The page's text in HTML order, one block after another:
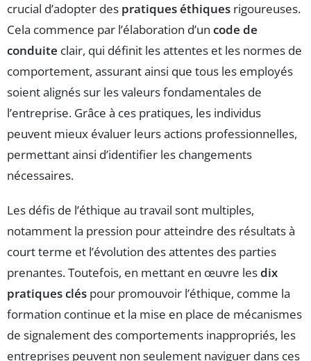
crucial d’adopter des pratiques éthiques rigoureuses.
Cela commence par l’élaboration d’un code de
conduite clair, qui définit les attentes et les normes de
comportement, assurant ainsi que tous les employés
soient alignés sur les valeurs fondamentales de
l’entreprise. Grâce à ces pratiques, les individus
peuvent mieux évaluer leurs actions professionnelles,
permettant ainsi d’identifier les changements
nécessaires.
Les défis de l’éthique au travail sont multiples,
notamment la pression pour atteindre des résultats à
court terme et l’évolution des attentes des parties
prenantes. Toutefois, en mettant en œuvre lesdix
pratiques clés pour promouvoir l’éthique, comme la
formation continue et la mise en place de mécanismes
de signalement des comportements inappropriés, les
entreprises peuvent non seulement naviguer dans ces